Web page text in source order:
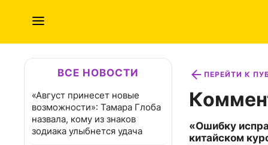
ВСЕ НОВОСТИ
«Август принесет новые
возможности»: Тамара Глоба
назвала, кому из знаков
зодиака улыбнется удача
ПЕРЕЙТИ К
«Ошибку
китайском